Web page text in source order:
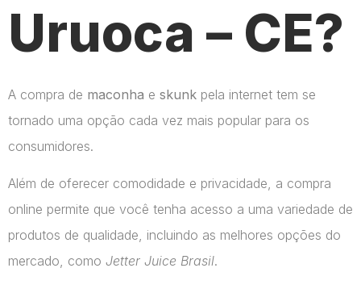
Uruoca – CE?
A compra de maconha e skunk pela internet tem se
tornado uma opção cada vez mais popular para os
consumidores.
Além de oferecer comodidade e privacidade, a compra
online permite que você tenha acesso a uma variedade de
produtos de qualidade, incluindo as melhores opções do
mercado, como Jetter Juice Brasil.